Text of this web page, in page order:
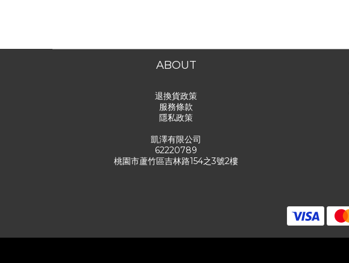
ABOUT
退換貨政策
服務條款
隱私政策
凱澤有限公司
62220789
桃園市蘆竹區吉林路154之3號2樓